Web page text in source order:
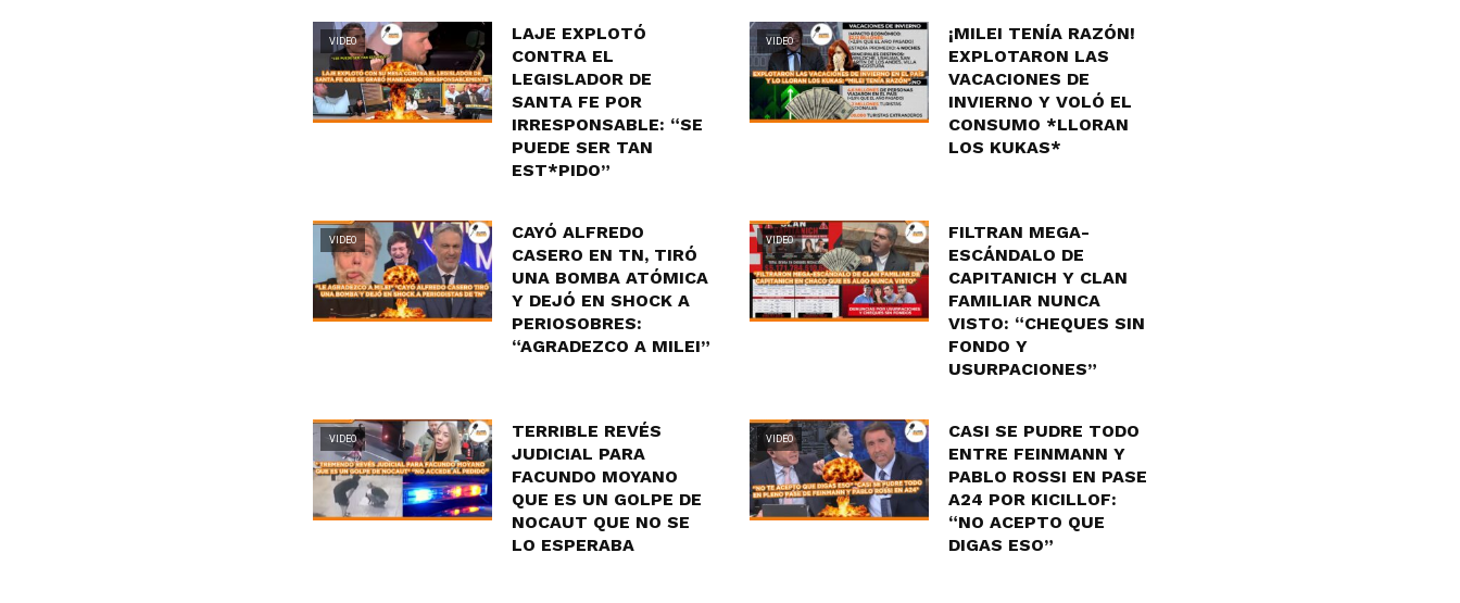
VIDEO
LAJE EXPLOTÓ
CONTRA EL
LEGISLADOR DE
SANTA FE POR
IRRESPONSABLE: “SE
PUEDE SER TAN
EST*PIDO”
VIDEO
¡MILEI TENÍA RAZÓN!
EXPLOTARON LAS
VACACIONES DE
INVIERNO Y VOLÓ EL
CONSUMO *LLORAN
LOS KUKAS*
VIDEO
CAYÓ ALFREDO
CASERO EN TN, TIRÓ
UNA BOMBA ATÓMICA
Y DEJÓ EN SHOCK A
PERIOSOBRES:
“AGRADEZCO A MILEI”
VIDEO
FILTRAN MEGA-
ESCÁNDALO DE
CAPITANICH Y CLAN
FAMILIAR NUNCA
VISTO: “CHEQUES SIN
FONDO Y
USURPACIONES”
VIDEO
TERRIBLE REVÉS
JUDICIAL PARA
FACUNDO MOYANO
QUE ES UN GOLPE DE
NOCAUT QUE NO SE
LO ESPERABA
VIDEO
CASI SE PUDRE TODO
ENTRE FEINMANN Y
PABLO ROSSI EN PASE
A24 POR KICILLOF:
“NO ACEPTO QUE
DIGAS ESO”